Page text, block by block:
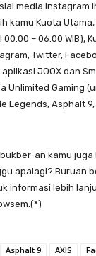
media Instagram
kamu Kuota Utama,
– 06.00 WIB),
Twitter,
JOOX dan
Unlimited Gaming
Legends, Asphalt
an kamu juga
apalagi? Buruan
informasi lebih
Asphalt 9 AXIS